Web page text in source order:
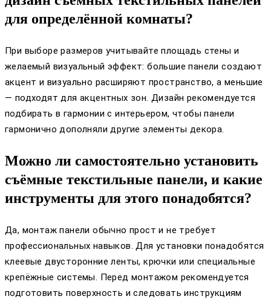
для определённой комнаты?
При выборе размеров учитывайте площадь стены и
желаемый визуальный эффект: большие панели создают
акцент и визуально расширяют пространство, а меньшие
— подходят для акцентных зон. Дизайн рекомендуется
подбирать в гармонии с интерьером, чтобы панели
гармонично дополняли другие элементы декора.
Можно ли самостоятельно установить
съёмные текстильные панели, и какие
инструменты для этого понадобятся?
Да, монтаж панели обычно прост и не требует
профессиональных навыков. Для установки понадобятся
клеевые двусторонние ленты, крючки или специальные
крепёжные системы. Перед монтажом рекомендуется
подготовить поверхность и следовать инструкциям